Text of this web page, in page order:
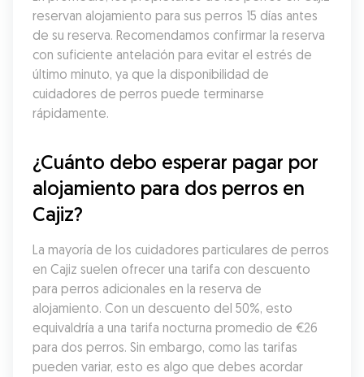
reservan alojamiento para sus perros 15 días antes
de su reserva. Recomendamos confirmar la reserva
con suficiente antelación para evitar el estrés de
último minuto, ya que la disponibilidad de
cuidadores de perros puede terminarse
rápidamente.
¿Cuánto debo esperar pagar por
alojamiento para dos perros en
Cajiz?
La mayoría de los cuidadores particulares de perros
en Cajiz suelen ofrecer una tarifa con descuento
para perros adicionales en la reserva de
alojamiento. Con un descuento del 50%, esto
equivaldría a una tarifa nocturna promedio de €26
para dos perros. Sin embargo, como las tarifas
pueden variar, esto es algo que debes acordar